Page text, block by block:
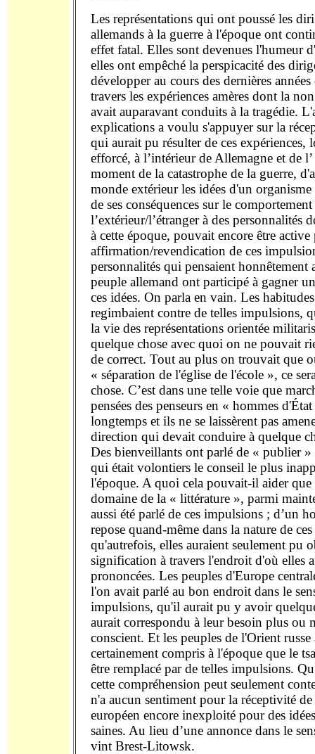
Les représentations qui ont poussé les
allemands à la guerre à l'époque ont
effet fatal. Elles sont devenues l'humeur
elles ont empêché la perspicacité des
développer au cours des dernières années
travers les expériences amères dont la
avait auparavant conduits à la tragédie.
explications a voulu s'appuyer sur la
qui aurait pu résulter de ces expériences,
efforcé, à l’intérieur de Allemagne et de
moment de la catastrophe de la guerre,
monde extérieur les idées d'un organisme
de ses conséquences sur le
l’extérieur/l’étranger à des personnalités
à cette époque, pouvait encore être
affirmation/revendication de ces
personnalités qui pensaient honnêtement
peuple allemand ont participé à gagner
ces idées. On parla en vain. Les
regimbaient contre de telles impulsions,
la vie des représentations orientée
quelque chose avec quoi on ne pouvait
de correct. Tout au plus on trouvait que
« séparation de l'église de l'école », ce
chose. C’est dans une telle voie que
pensées des penseurs en « hommes
longtemps et ils ne se laissèrent pas
direction qui devait conduire à quelque
Des bienveillants ont parlé de « publier »
qui était volontiers le conseil le plus
l'époque. A quoi cela pouvait-il aider que
domaine de la « littérature », parmi
aussi été parlé de ces impulsions ; d’un
repose quand-même dans la nature de
qu'autrefois, elles auraient seulement pu
signification à travers l'endroit d'où elles
prononcées. Les peuples d'Europe
l'on avait parlé au bon endroit dans le
impulsions, qu'il aurait pu y avoir
aurait correspondu à leur besoin plus ou
conscient. Et les peuples de l'Orient russe
certainement compris à l'époque que le
être remplacé par de telles impulsions.
cette compréhension peut seulement
n'a aucun sentiment pour la réceptivité
européen encore inexploité pour des
saines. Au lieu d’une annonce dans le
vint Brest-Litowsk.